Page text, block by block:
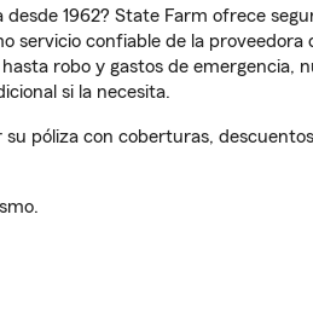
1962? State Farm ofrece
servicio confiable de la proveedora
robo y gastos de emergencia,
si la necesita.
su póliza con coberturas,